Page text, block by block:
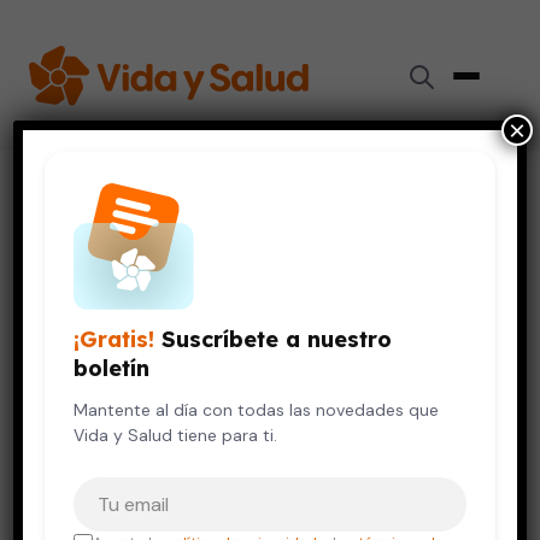
Videos de Salud
CORAZÓN DIGESTIÓN Y NUTRICIÓN
Alimentación: El papel de las
grasas
¡Gratis! Suscríbete a nuestro
boletín
Mantente al día con todas las novedades que
Vida y Salud tiene para ti.
×